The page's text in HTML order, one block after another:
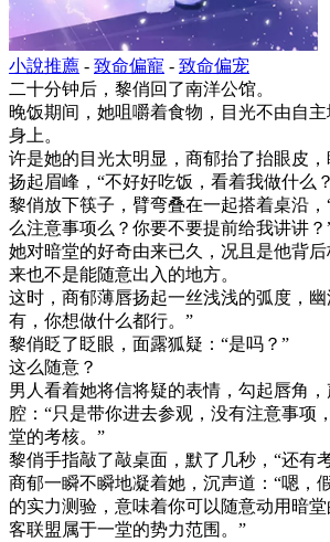
小說推薦 - 致命偏寵 - 致命偏宠
二十分钟后，黎俏回了南洋公馆。
晚饭期间，她咀嚼着食物，目光不由自
身上。
许是她的目光太明显，商郁抬了抬眼皮，
扬起眉峰，“不好好吃饭，看着我做什么
黎俏放下筷子，臂弯叠在一起搭着桌沿
么注意事项么？你要不要提前给我讲讲？
她对暗堂的好奇由来已久，况且是他背
来也不是能随意出入的地方。
这时，商郁薄唇扬起一丝浅浅的弧度，
有，你想做什么都行。”
黎俏眨了眨眼，面露狐疑：“是吗？”
这么随意？
男人看着她将信将疑的表情，勾起唇角
腔：“只是带你进去参观，没有注意事项
堂的考核。”
黎俏手指敲了敲桌面，默了几秒，“还有
商郁一瞬不瞬地凝着她，沉声道：“嗯，
的实力测验，意味着你可以随意动用暗
客联盟属于一堂的势力范围。”